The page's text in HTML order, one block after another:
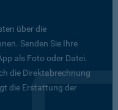
über die
Senden Sie Ihre
als Foto oder Datei.
die Direktabrechnung
die Erstattung der